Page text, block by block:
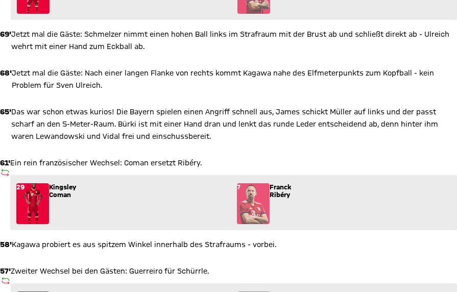
69'Jetzt mal die Gäste: Schmelzer nimmt einen hohen Ball links im Strafraum mit der Brust ab und schließt direkt ab - Ulreich
wehrt mit einer Hand zum Eckball ab.
68'Jetzt mal die Gäste: Nach einer langen Flanke von rechts kommt Kagawa nahe des Elfmeterpunkts zum Kopfball - kein
Problem für Sven Ulreich.
65'Das war schon etwas kurios! Die Bayern spielen einen Angriff schnell aus, James schickt Müller auf links und der passt
scharf an den 5-Meter-Raum. Bürki ist mit einer Hand dran und lenkt das runde Leder entscheidend ab, denn hinter ihm
waren Lewandowski und Vidal frei und einschussbereit.
61'
AUSWECHSLUNG
Ein rein französischer Wechsel: Coman ersetzt Ribéry.
Wechsel: Kingsley Coman (29) kommt für Franck Ribéry (7) ins Spiel.
29
Kingsley
Coman
7
Franck
Ribéry
58'Kagawa probiert es aus spitzem Winkel innerhalb des Strafraums - vorbei.
57'
AUSWECHSLUNG
Zweiter Wechsel bei den Gästen: Guerreiro für Schürrle.